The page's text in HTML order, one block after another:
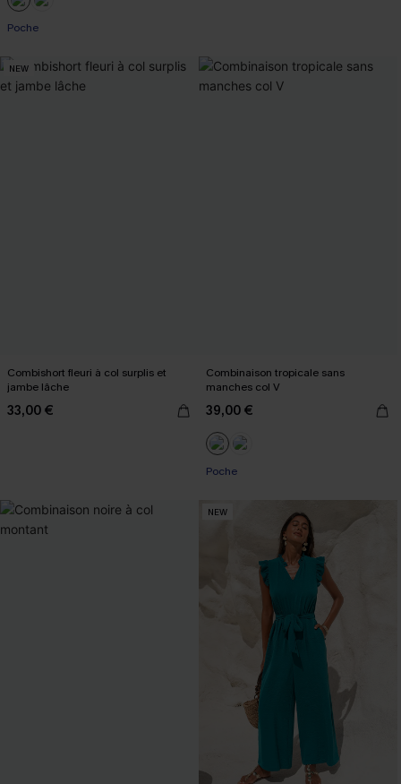
Poche
NEW
Combishort fleuri à col surplis et
jambe lâche
33,00 €
Combinaison tropicale sans
manches col V
39,00 €
Poche
NEW